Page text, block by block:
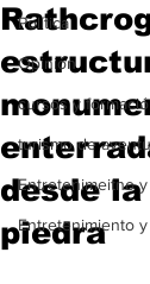
Política
Opinión
cursos y
turismo de
Entretenimeitno
Entretenimiento
desde la
piedra